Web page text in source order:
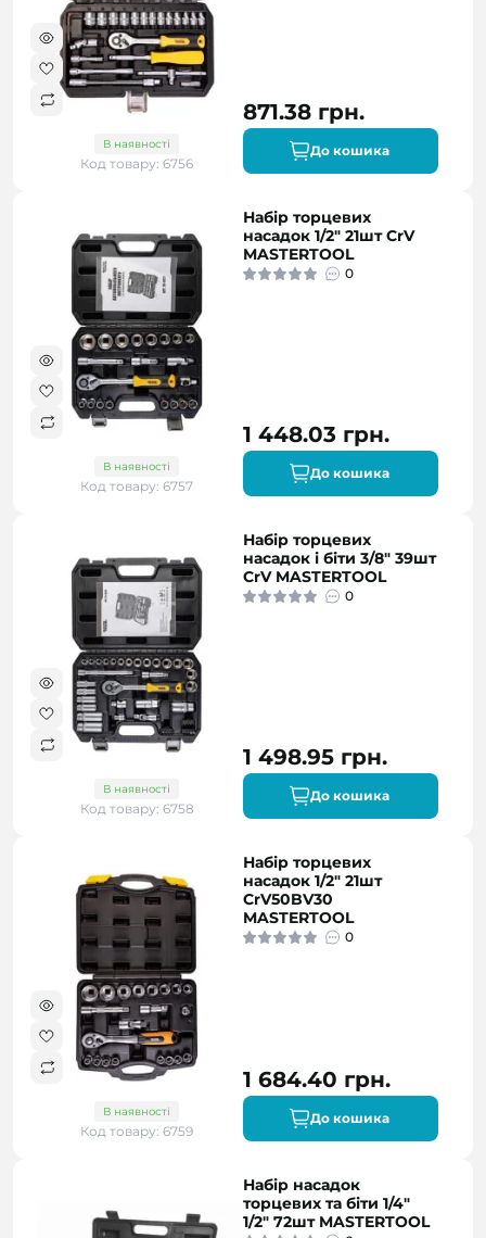
В наявності
Код товару: 6756
871.38 грн.
До кошика
В наявності
Код товару: 6757
Набір торцевих
насадок 1/2" 21шт CrV
MASTERTOOL
0
1 448.03 грн.
До кошика
В наявності
Код товару: 6758
Набір торцевих
насадок і біти 3/8" 39шт
CrV MASTERTOOL
0
1 498.95 грн.
До кошика
В наявності
Код товару: 6759
Набір торцевих
насадок 1/2" 21шт
CrV50BV30
MASTERTOOL
0
1 684.40 грн.
До кошика
Набір насадок
торцевих та біти 1/4"
1/2" 72шт MASTERTOOL